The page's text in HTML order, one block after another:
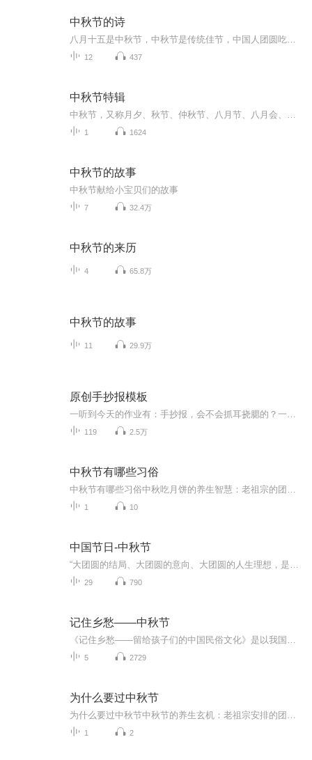
中秋节的诗
12 437
中秋节特辑
1 1624
中秋节的故事
中秋节献给小宝贝们的故事
7 32.4万
中秋节的来历
4 65.8万
中秋节的故事
11 29.9万
原创手抄报模板
119 2.5万
中秋节有哪些习俗
1 10
中国节日-中秋节
29 790
记住乡愁——中秋节
5 2729
为什么要过中秋节
1 2